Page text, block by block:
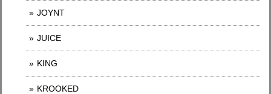
JOYNT
JUICE
KING
KROOKED